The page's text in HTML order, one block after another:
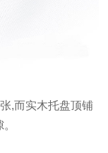
,而实木托盘顶铺